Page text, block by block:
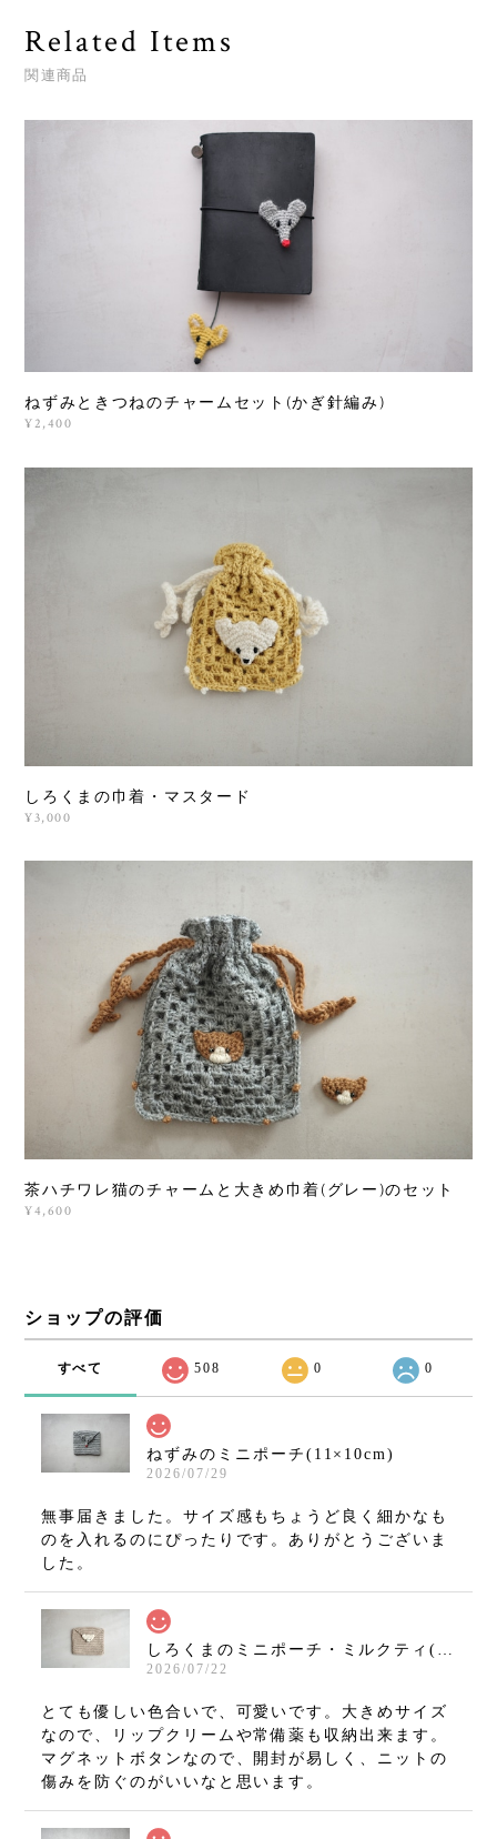
Related Items
関連商品
ねずみときつねのチャームセット(かぎ針編み)
¥2,400
しろくまの巾着・マスタード
¥3,000
茶ハチワレ猫のチャームと大きめ巾着(グレー)のセット
¥4,600
ショップの評価
すべて 508 0 0
ねずみのミニポーチ(11×10cm)
2026/07/29
無事届きました。サイズ感もちょうど良く細かなも
のを入れるのにぴったりです。ありがとうございま
した。
しろくまのミニポーチ・ミルクティ(11×10cm)
2026/07/22
とても優しい色合いで、可愛いです。大きめサイズ
なので、リップクリームや常備薬も収納出来ます。
マグネットボタンなので、開封が易しく、ニットの
傷みを防ぐのがいいなと思います。